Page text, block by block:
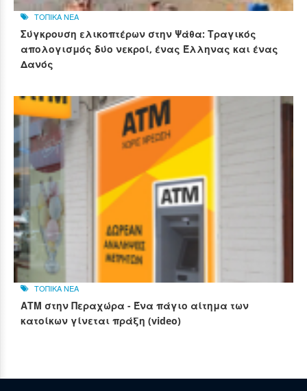
ΤΟΠΙΚΑ ΝΕΑ
Σύγκρουση ελικοπτέρων στην Ψάθα: Τραγικός
απολογισμός δύο νεκροί, ένας Έλληνας και ένας
Δανός
ΤΟΠΙΚΑ ΝΕΑ
ΑΤΜ στην Περαχώρα - Ένα πάγιο αίτημα των
κατοίκων γίνεται πράξη (video)